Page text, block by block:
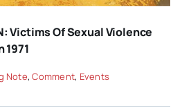
Victims Of Sexual Violence
1971
Note,Comment, Events